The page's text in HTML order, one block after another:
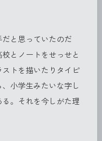
と思っていたのだ
とノートをせっせと
トを描いたりタイピ
小学生みたいな字し
。それを今しがた理